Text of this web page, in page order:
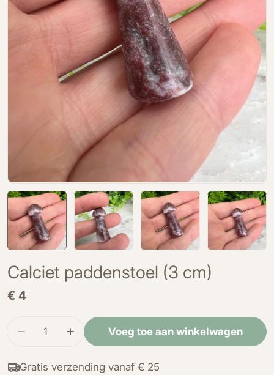
Open media 0 in modal
Calciet paddenstoel (3 cm)
Normale
€ 4
Hoeveelheid
Verminder de hoeveelheid voor Calciet
Verhoog de hoeveelheid voor Calciet
Voeg toe aan winkelwagen
Gratis verzending vanaf € 25